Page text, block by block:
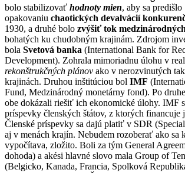
bolo stabilizovať hodnoty mien, aby sa predišlo
opakovaniu chaotických devalvácií
1930, a druhé bolo zvýšiť tok
bohatých ku chudobným krajinám. Zdrojom
bola Svetová banka (International Bank for
Development). Zohrala mimoriadnu úlohu v
rekonštrukčných plánov ako v nerozvinutých
krajinách. Druhou inštitúciou bol IMF (
Fund, Medzinárodný monetárny fond). Po
obe dokázali riešiť ich ekonomické úlohy. IMF
príspevky členských štátov, z ktorých financuje
Členské príspevky sa dajú platiť v SDR
aj v menách krajín. Nebudem rozoberať ako sa
vypočítava, zložito. Boli za tým General
dohoda) a akési hlavné slovo mala Group of Ten
(Belgicko, Kanada, Francia, Spolková